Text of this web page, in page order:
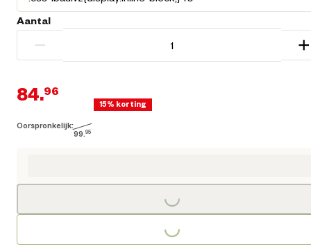
Aantal
− +
Oorspronkelijk:
99.95
84.96
Huidige prijs € 84,96
15% korting
Loading...
Loading...